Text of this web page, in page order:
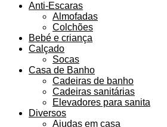
Anti-Escaras
Almofadas
Colchões
Bebé e criança
Calçado
Socas
Casa de Banho
Cadeiras de banho
Cadeiras sanitárias
Elevadores para sanita
Diversos
Ajudas em casa